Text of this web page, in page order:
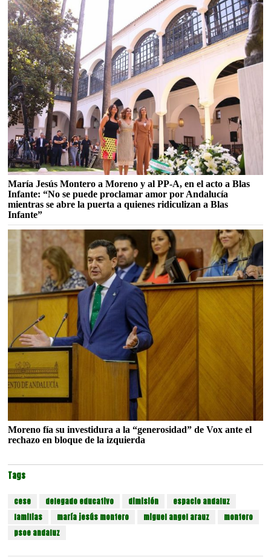
María Jesús Montero a Moreno y al PP-A, en el acto a Blas
Infante: “No se puede proclamar amor por Andalucía
mientras se abre la puerta a quienes ridiculizan a Blas
Infante”
Moreno fía su investidura a la “generosidad” de Vox ante el
rechazo en bloque de la izquierda
Tags
cese delegado educativo dimisión
espacio andaluz
familias
maría jesús montero miguel angel arauz
montero
psoe andaluz